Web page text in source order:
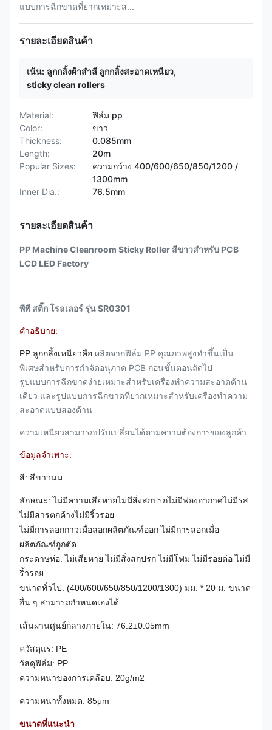
แบบการฉีกขาดที่ยากเหมาะส...
รายละเอียดสินค้า
เน้น: ลูกกลิ้งผ้าสำลี ลูกกลิ้งสะอาดเหนียว,
sticky clean rollers
Material:
ฟิล์ม pp
Color:
ขาว
Thickness:
0.085mm
Length:
20m
Popular Sizes:
ความกว้าง 400/600/650/850/1200 /
1300mm
Inner Dia.:
76.5mm
รายละเอียดสินค้า
PP Machine Cleanroom Sticky Roller สีขาวสำหรับ PCB
LCD LED Factory
พีพี สติ๊ก โรลเลอร์ รุ่น SR0301
คำอธิบาย:
PP ลูกกลิ้งเหนียวคือ ผลิตจากฟิล์ม PP คุณภาพสูงทำขึ้นเป็น
พิเศษสำหรับการกำจัดอนุภาค PCB ก่อนขั้นตอนถัดไป
รูปแบบการฉีกขาดง่ายเหมาะสำหรับเครื่องทำความสะอาดด้าน
เดียว และรูปแบบการฉีกขาดที่ยากเหมาะสำหรับเครื่องทำความ
สะอาดแบบสองด้าน
ความเหนียวสามารถปรับเปลี่ยนได้ตามความต้องการของลูกค้า
ข้อมูลจำเพาะ:
สี: สีขาวนม
ลักษณะ: ไม่มีความเสียหายไม่มีสิ่งสกปรกไม่มีฟองอากาศไม่มีรส
ไม่มีสารตกค้างไม่มีริ้วรอย
ไม่มีการลอกกาวเมื่อลอกผลิตภัณฑ์ออก ไม่มีการลอกเมื่อ
ผลิตภัณฑ์ถูกตัด
กระดาษห่อ: ไม่เสียหาย ไม่มีสิ่งสกปรก ไม่มีโฟม ไม่มีรอยต่อ ไม่มี
ริ้วรอย
ขนาดทั่วไป: (400/600/650/850/1200/1300) มม. * 20 ม. ขนาด
อื่น ๆ สามารถกำหนดเองได้
เส้นผ่านศูนย์กลางภายใน: 76.2±0.05mm
ควัสดุแร่: PE
วัสดุฟิล์ม: PP
ความหนาของการเคลือบ: 20g/m2
ความหนาทั้งหมด: 85μm
ขนาดที่แนะนำ